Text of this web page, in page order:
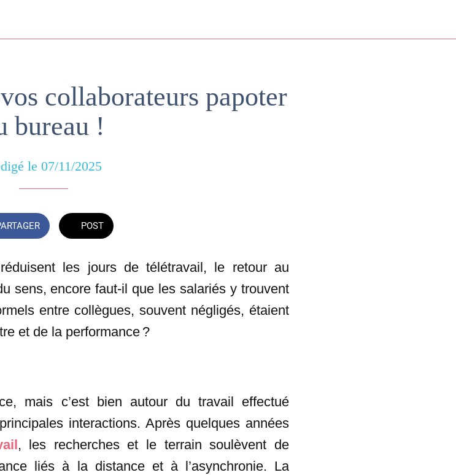
collaborateurs papoter
bureau !
le 07/11/2025
POST
les jours de télétravail, le retour au
sens, encore faut-il que les salariés y trouvent
entre collègues, souvent négligés, étaient
et de la performance ?
mais c’est bien autour du travail effectué
interactions. Après quelques années
, les recherches et le terrain soulèvent de
liés à la distance et à l’asynchronie. La